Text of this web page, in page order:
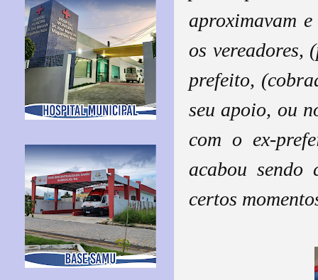
aproximavam
os vereadores,
prefeito,
seu apoio, ou
com o ex-
acabou
certos